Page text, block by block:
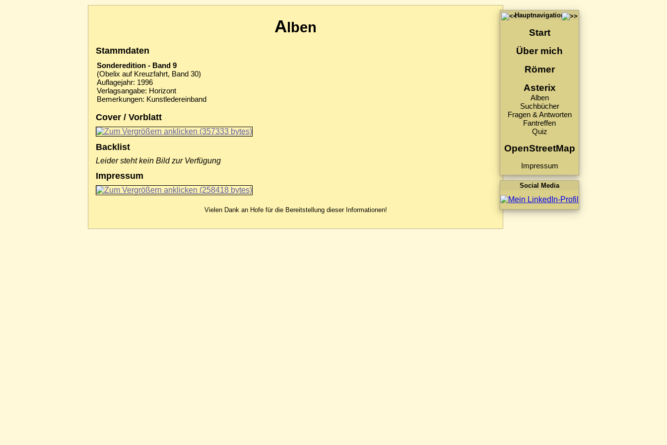
Hauptnavigation
Start
Über mich
Römer
Asterix
Alben
Suchbücher
Fragen & Antworten
Fantreffen
Quiz
OpenStreetMap
Impressum
Social Media
Alben
Stammdaten
Sonderedition - Band 9
(Obelix auf Kreuzfahrt, Band 30)
Auflagejahr: 1996
Verlagsangabe: Horizont
Bemerkungen: Kunstledereinband
Cover / Vorblatt
Backlist
Leider steht kein Bild zur Verfügung
Impressum
Vielen Dank an Hofe für die Bereitstellung dieser Informationen!